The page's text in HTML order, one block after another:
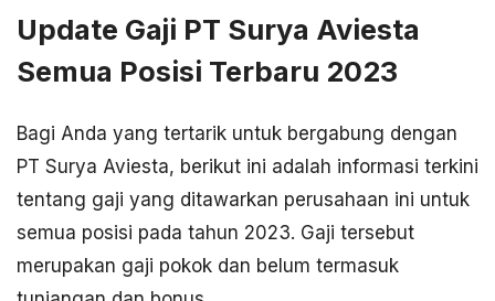
Update Gaji PT Surya Aviesta
Semua Posisi Terbaru 2023
Bagi Anda yang tertarik untuk bergabung dengan
PT Surya Aviesta, berikut ini adalah informasi terkini
tentang gaji yang ditawarkan perusahaan ini untuk
semua posisi pada tahun 2023. Gaji tersebut
merupakan gaji pokok dan belum termasuk